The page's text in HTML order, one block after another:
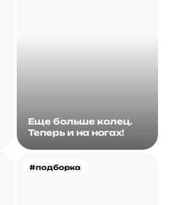
Еще больше колец.
Теперь и на ногах!
#подборка